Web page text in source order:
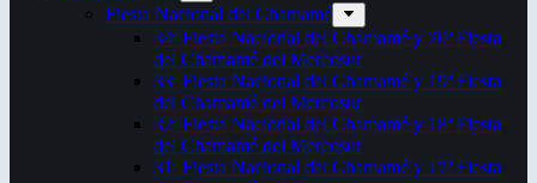
Fiesta Nacional del Chamamé
34ª Fiesta Nacional del Chamamé y 20ª Fiesta
del Chamamé del Mercosur
33ª Fiesta Nacional del Chamamé y 19ª Fiesta
del Chamamé del Mercosur
32ª Fiesta Nacional del Chamamé y 18ª Fiesta
del Chamamé del Mercosur
31ª Fiesta Nacional del Chamamé y 17ª Fiesta